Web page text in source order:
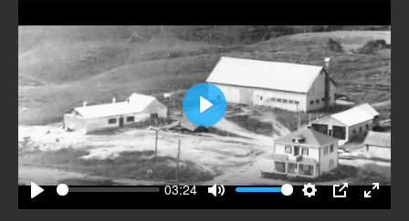
Play
03:24
Mute SettingsPIP
Enter
Play